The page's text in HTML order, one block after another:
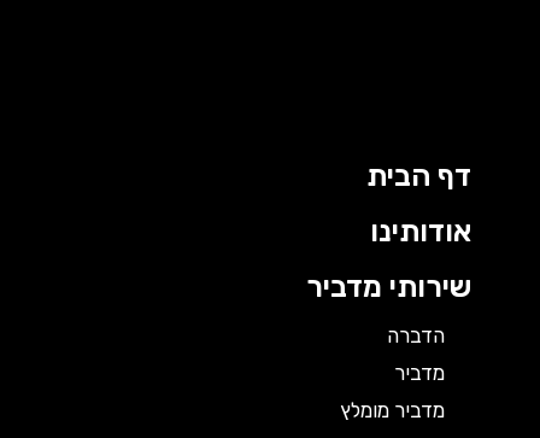
דף הבית
אודותינו
שירותי מדביר
הדברה
מדביר
מדביר מומלץ